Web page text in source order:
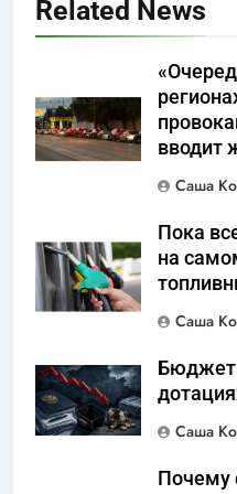
Related News
вводит
Саша
Пока
на
Саша
Бюджет
Саша
Почему
Что
или
7